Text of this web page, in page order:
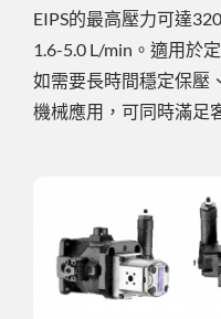
EIPS的最高壓力可達
1.6-5.0 L/min。適用於
如需要長時間穩定保壓
機械應用，可同時滿足